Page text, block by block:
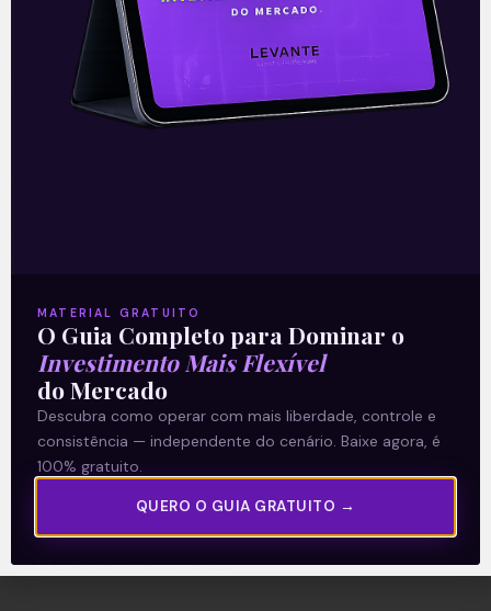
25/03/2021
Termos e Condições
Política de Privacidade
Explore
Artigos
E Eu Com Isso?
Vídeos no Youtube
Manuais de Investimento
MATERIAL GRATUITO
O Guia Completo para Dominar o
Investimento Mais Flexível
do Mercado
Descubra como operar com mais liberdade, controle e
consistência — independente do cenário. Baixe agora, é
100% gratuito.
QUERO O GUIA GRATUITO →